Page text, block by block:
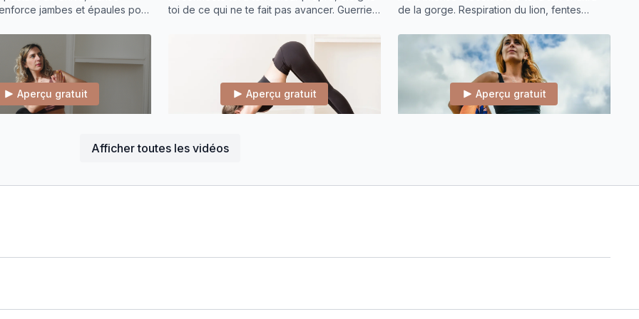
Afficher toutes les vidéos
jambes et épaules pour
toi de ce qui ne te fait pas avancer. Guerrier
de la gorge. Respiration du lion, fentes
abdos profonds
Aperçu gratuit
Dragron squat
Aperçu gratuit
Renforce tes épaules avec contractions,
Aperçu gratuit
En équilibrant réflexion et intuition, je